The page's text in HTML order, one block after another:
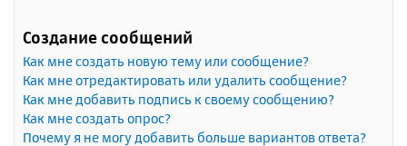
Создание сообщений
Как мне создать новую тему или сообщение?
Как мне отредактировать или удалить сообщение?
Как мне добавить подпись к своему сообщению?
Как мне создать опрос?
Почему я не могу добавить больше вариантов ответа?